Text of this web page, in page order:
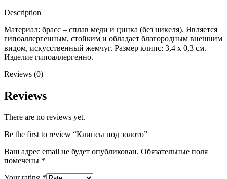
Description
Материал: брасс – сплав меди и цинка (без никеля). Является
гипоаллергенным, стойким и обладает благородным внешним
видом, искусственный жемчуг. Размер клипс: 3,4 x 0,3 см.
Изделие гипоаллергенно.
Reviews (0)
Reviews
There are no reviews yet.
Be the first to review “Клипсы под золото”
Ваш адрес email не будет опубликован. Обязательные поля
помечены *